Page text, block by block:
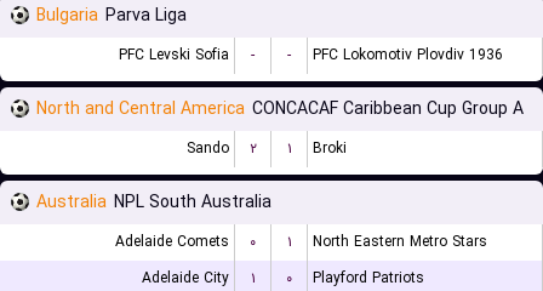
Bulgaria Parva Liga
PFC Levski Sofia - - PFC Lokomotiv Plovdiv 1936
North and Central America CONCACAF Caribbean Cup Group A
Sando ۲ ۱ Broki
Australia NPL South Australia
Adelaide Comets ۰ ۱
North Eastern Metro Stars
Adelaide City
۱ ۰
Playford Patriots